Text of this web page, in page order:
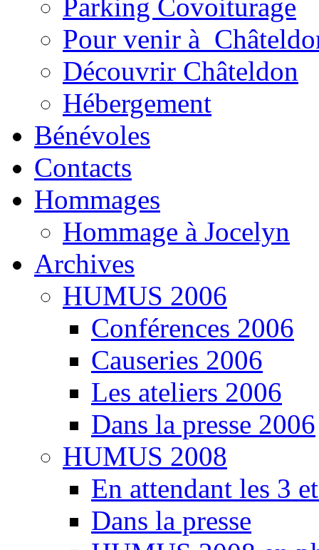
Parking Covoiturage
Pour venir à
Découvrir Châteldon
Hébergement
Bénévoles
Contacts
Hommages
Hommage à Jocelyn
Archives
HUMUS 2006
Conférences 2006
Causeries 2006
Les ateliers 2006
Dans la presse 2006
HUMUS 2008
En attendant les 3
Dans la presse